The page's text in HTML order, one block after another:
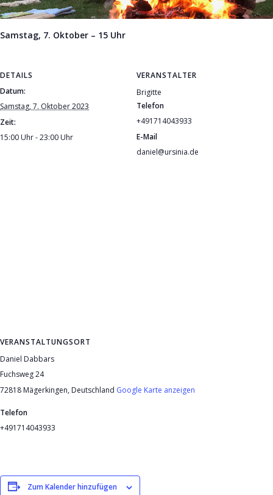
Samstag, 7. Oktober – 15 Uhr
DETAILS
Datum:
Samstag, 7. Oktober 2023
Zeit:
15:00 Uhr - 23:00 Uhr
VERANSTALTER
Brigitte
Telefon
+491714043933
E-Mail
daniel@ursinia.de
VERANSTALTUNGSORT
Daniel Dabbars
Fuchsweg 24
72818 Mägerkingen, Deutschland Google Karte anzeigen
Telefon
+491714043933
Zum Kalender hinzufügen